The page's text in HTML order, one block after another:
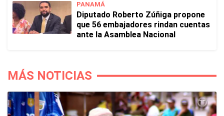
PANAMÁ
Diputado Roberto Zúñiga propone
que 56 embajadores rindan cuentas
ante la Asamblea Nacional
MÁS NOTICIAS